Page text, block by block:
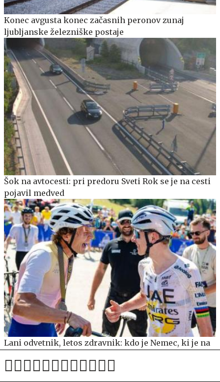
Konec avgusta konec začasnih peronov zunaj
ljubljanske železniške postaje
Šok na avtocesti: pri predoru Sveti Rok se je na cesti
pojavil medved
Lani odvetnik, letos zdravnik: kdo je Nemec, ki je na